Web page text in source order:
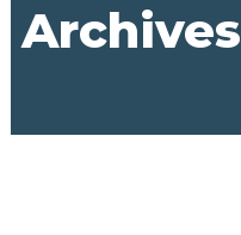
Archives